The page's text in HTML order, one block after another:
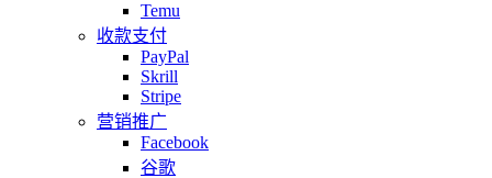
Temu
收款支付
PayPal
Skrill
Stripe
营销推广
Facebook
谷歌